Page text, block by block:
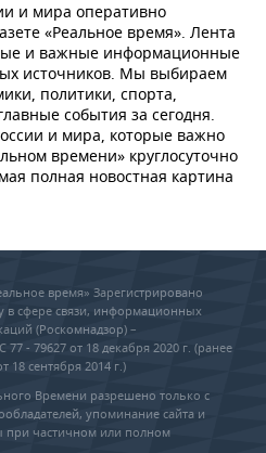
и мира оперативно
«Реальное время». Лента
и важные информационные
источников. Мы выбираем
политики, спорта,
события за сегодня.
и мира, которые важно
времени» круглосуточно
полная новостная картина
время» Зарегистрировано
в сфере связи, информационных
(Роскомнадзор) –
- 79627 от 18 декабря 2020 г. (ранее
18 сентября 2014 г.)
Времени разрешено только с
упоминание сайта и
при частичном или полном